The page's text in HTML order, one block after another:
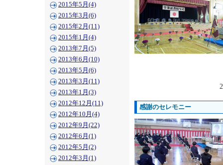
2015年5月(4)
2015年3月(6)
2015年2月(11)
2015年1月(4)
2013年7月(5)
2013年6月(10)
2013年5月(6)
2013年3月(11)
2013年1月(3)
2012年12月(11)
2012年10月(4)
2012年9月(22)
2012年6月(1)
2012年5月(2)
2012年3月(1)
感謝のセレモニー